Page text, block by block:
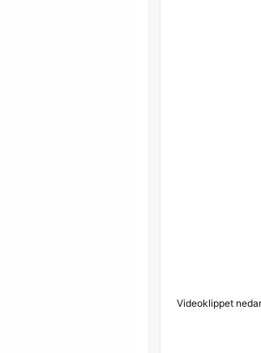
Videoklippet